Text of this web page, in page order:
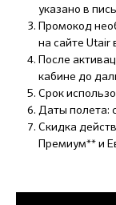
указано в
Промокод
на сайте Utair
После
кабине до
Срок
Даты полета:
Скидка
Премиум** и